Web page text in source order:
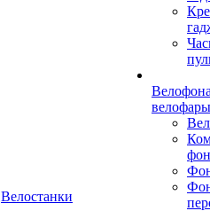
Велостанки
велофары